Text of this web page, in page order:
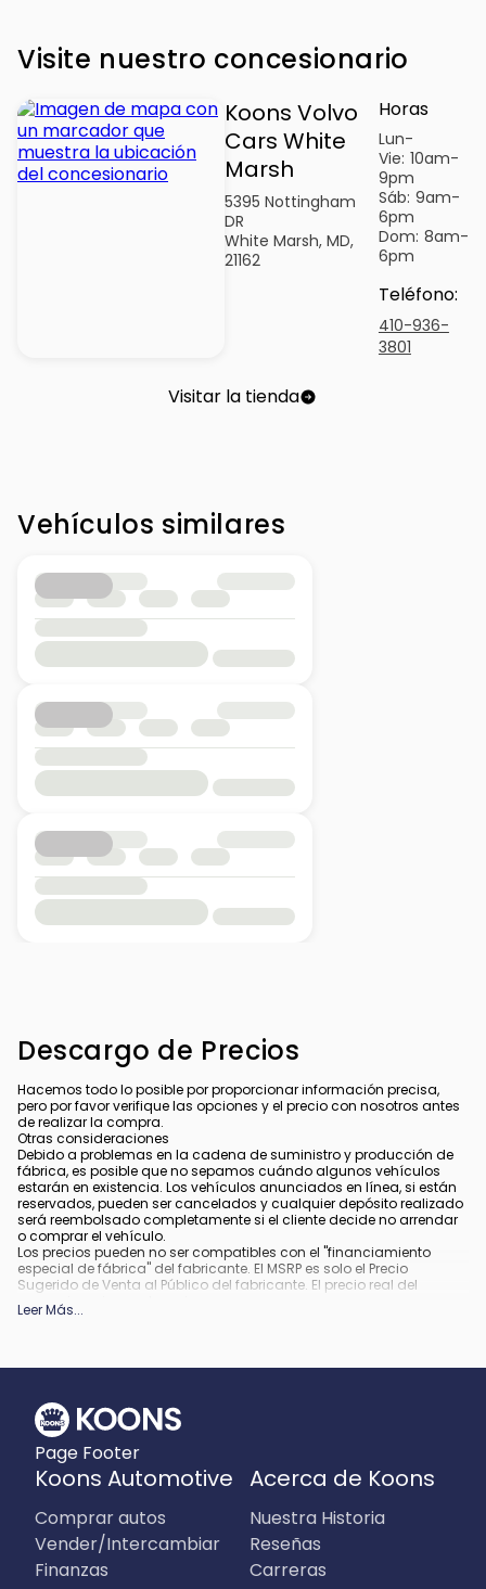
Visite nuestro concesionario
Koons Volvo
Cars White
Marsh
5395 Nottingham
DR
White Marsh, MD,
21162
Horas
Lun-
Vie: 10am-
9pm
Sáb: 9am-
6pm
Dom: 8am-
6pm
Teléfono:
410-936-
3801
Visitar la tienda
Vehículos similares
Descargo de Precios
Hacemos todo lo posible por proporcionar información precisa,
pero por favor verifique las opciones y el precio con nosotros antes
de realizar la compra.
Otras consideraciones
Debido a problemas en la cadena de suministro y producción de
fábrica, es posible que no sepamos cuándo algunos vehículos
estarán en existencia. Los vehículos anunciados en línea, si están
reservados, pueden ser cancelados y cualquier depósito realizado
será reembolsado completamente si el cliente decide no arrendar
o comprar el vehículo.
Los precios pueden no ser compatibles con el "financiamiento
especial de fábrica" del fabricante. El MSRP es solo el Precio
Sugerido de Venta al Público del fabricante. El precio real del
concesionario puede variar.
Debido a la disponibilidad, algunas imágenes y opciones
especificaciones.
Todo financiamiento está sujeto a crédito aprobado.
Qué está incluido
Todos los precios incluyen los descuentos y estímulos aplicables.
Pueden aplicar descuentos y estímulos adicionales para aquellos
que califiquen. Cualquier incentivo o precio puede depender de los
pueden variar o expirar.
Qué no está incluido
Los precios no incluyen impuestos, etiquetas, título, registro, tarifa
de archivo electrónico y tarifa de procesamiento de $995 en
Leer Más...
Page Footer
Koons Automotive
Comprar autos
Vender/Intercambiar
Finanzas
Acerca de Koons
Nuestra Historia
Reseñas
Carreras